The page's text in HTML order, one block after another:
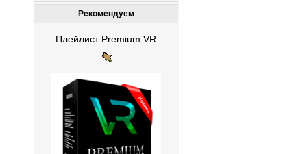
Рекомендуем
Плейлист Premium VR